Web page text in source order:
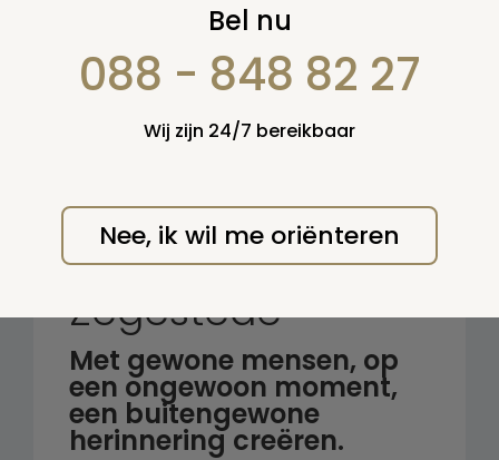
Zoeken
Terug naar overzicht
Crematorium
Zegestede
Met gewone mensen, op
een ongewoon moment,
een buitengewone
herinnering creëren.
Bel nu
088 - 848 82 27
Wij zijn 24/7 bereikbaar
Nee, ik wil me oriënteren